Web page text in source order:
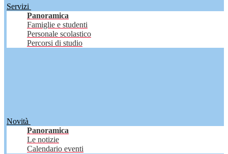
Servizi
Panoramica
Famiglie e studenti
Personale scolastico
Percorsi di studio
Novità
Panoramica
Le notizie
Calendario eventi